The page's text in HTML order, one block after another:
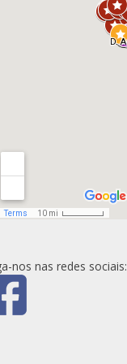
nos nas redes sociais: